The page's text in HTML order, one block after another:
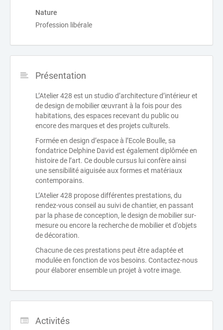
Nature
Profession libérale
Présentation
L’Atelier 428 est un studio d’architecture d’intérieur et
de design de mobilier œuvrant à la fois pour des
habitations, des espaces recevant du public ou
encore des marques et des projets culturels.
Formée en design d’espace à l’Ecole Boulle, sa
fondatrice Delphine David est également diplômée en
histoire de l’art. Ce double cursus lui confère ainsi
une sensibilité aiguisée aux formes et matériaux
contemporains.
L’Atelier 428 propose différentes prestations, du
rendez-vous conseil au suivi de chantier, en passant
par la phase de conception, le design de mobilier sur-
mesure ou encore la recherche de mobilier et d'objets
de décoration.
Chacune de ces prestations peut être adaptée et
modulée en fonction de vos besoins. Contactez-nous
pour élaborer ensemble un projet à votre image.
Activités